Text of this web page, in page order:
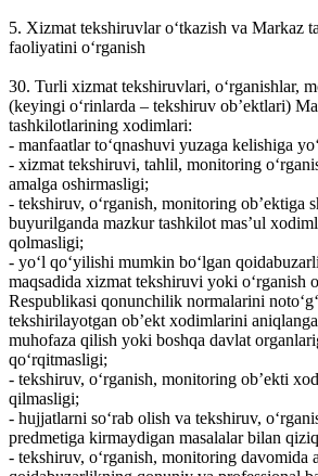
5. Xizmat tekshiruvlar o‘tkazish va Markaz
faoliyatini o‘rganish
30. Turli xizmat tekshiruvlari, o‘rganishlar,
(keyingi o‘rinlarda – tekshiruv ob’ektlari)
tashkilotlarining xodimlari:
- manfaatlar to‘qnashuvi yuzaga kelishiga
- xizmat tekshiruvi, tahlil, monitoring
amalga oshirmasligi;
- tekshiruv, o‘rganish, monitoring ob’ektiga
buyurilganda mazkur tashkilot mas’ul
qolmasligi;
- yo‘l qo‘yilishi mumkin bo‘lgan
maqsadida xizmat tekshiruvi yoki o‘rganish
Respublikasi qonunchilik normalarini
tekshirilayotgan ob’ekt xodimlarini
muhofaza qilish yoki boshqa davlat
qo‘rqitmasligi;
- tekshiruv, o‘rganish, monitoring ob’ekti
qilmasligi;
- hujjatlarni so‘rab olish va tekshiruv,
predmetiga kirmaydigan masalalar bilan
- tekshiruv, o‘rganish, monitoring davomida